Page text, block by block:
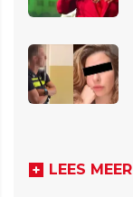
LEES MEER